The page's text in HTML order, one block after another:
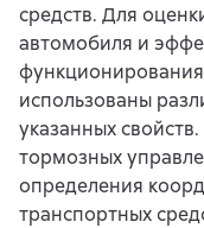
средств. Для
автомобиля и
использованы
указанных
тормозных
определения
транспортных